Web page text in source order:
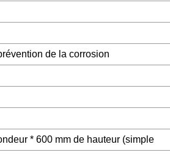
de la corrosion
* 600 mm de hauteur (simple